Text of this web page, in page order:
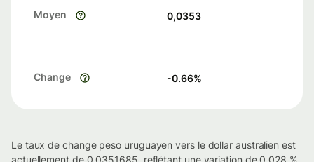
Moyen 0,0353
Change -0.66%
Le taux de change peso uruguayen vers le dollar australien est
actuellement de 0.0351685, reflétant une variation de 0.028 %